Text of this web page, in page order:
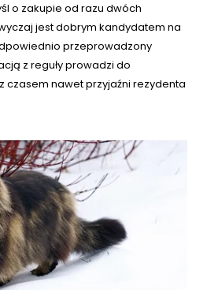
o zakupie od razu dwóch
jest dobrym kandydatem na
przeprowadzony
z reguły prowadzi do
czasem nawet przyjaźni rezydenta